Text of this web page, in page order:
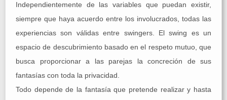
Independientemente de las variables que puedan existir,
siempre que haya acuerdo entre los involucrados, todas las
experiencias son válidas entre swingers. El swing es un
espacio de descubrimiento basado en el respeto mutuo, que
busca proporcionar a las parejas la concreción de sus
fantasías con toda la privacidad.
Todo depende de la fantasía que pretende realizar y hasta